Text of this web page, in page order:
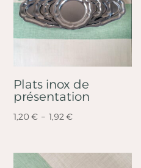
Plats inox de
présentation
1,20€ – 1,92€Plage